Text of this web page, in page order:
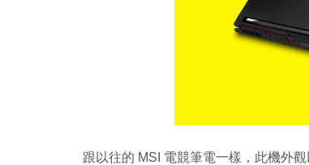
跟以往的 MSI 電競筆電一樣，此機外